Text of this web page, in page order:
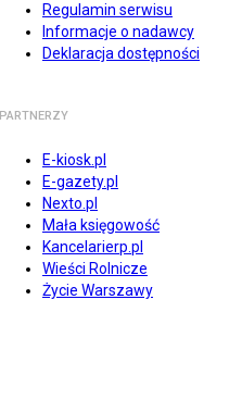
Regulamin serwisu
Informacje o nadawcy
Deklaracja dostępności
PARTNERZY
E-kiosk.pl
E-gazety.pl
Nexto.pl
Mała księgowość
Kancelarierp.pl
Wieści Rolnicze
Życie Warszawy